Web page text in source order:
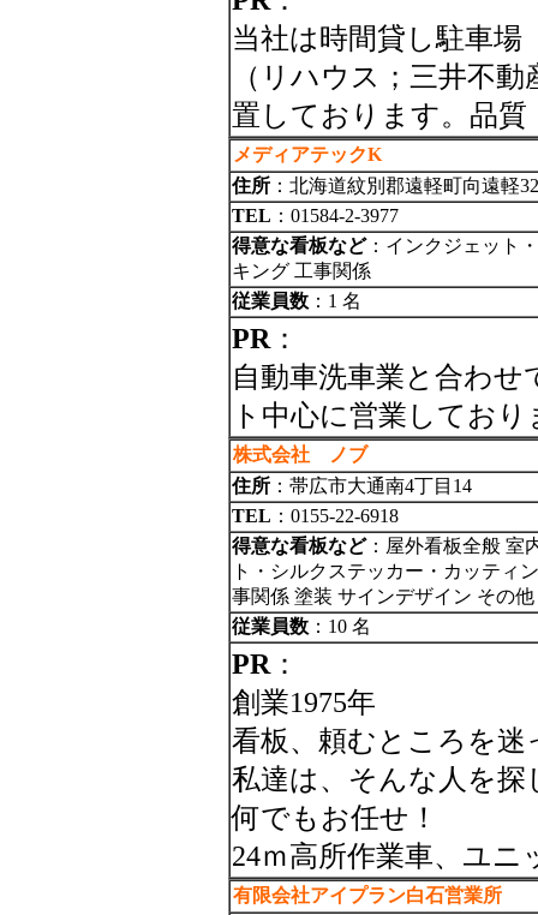
当社は時間貸し駐車場
（リハウス；三井不
置しております。品
メディアテックK
住所 ：北海道紋別郡遠軽町向遠軽
TEL ：01584-2-3977
得意な看板など：インクジェット
キング 工事関係
従業員数 ：1 名
PR ：
自動車洗車業と合わ
ト中心に営業しており
株式会社 ノブ
住所 ：帯広市大通南4丁目14
TEL ：0155-22-6918
得意な看板など：屋外看板全般 室
ト・シルクステッカー・カッティ
事関係 塗装 サインデザイン その
従業員数 ：10 名
PR ：
創業1975年
看板、頼むところを迷
私達は、そんな人を探
何でもお任せ！
24ｍ高所作業車、ユ
有限会社アイプラン白石営業所